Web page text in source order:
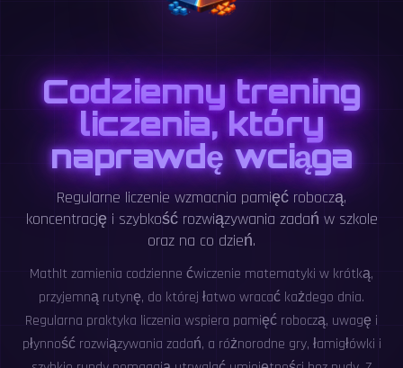
Codzienny trening
liczenia, który
naprawdę wciąga
Regularne liczenie wzmacnia pamięć roboczą,
koncentrację i szybkość rozwiązywania zadań w szkole
oraz na co dzień.
MathIt zamienia codzienne ćwiczenie matematyki w krótką,
przyjemną rutynę, do której łatwo wracać każdego dnia.
Regularna praktyka liczenia wspiera pamięć roboczą, uwagę i
płynność rozwiązywania zadań, a różnorodne gry, łamigłówki i